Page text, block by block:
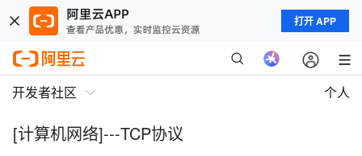
打开 APP
开发者社区 个人
[计算机网络]---TCP协议